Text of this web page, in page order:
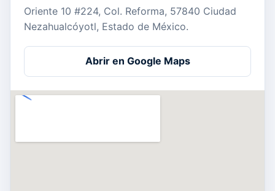
Oriente 10 #224, Col. Reforma, 57840 Ciudad
Nezahualcóyotl, Estado de México.
Abrir en Google Maps